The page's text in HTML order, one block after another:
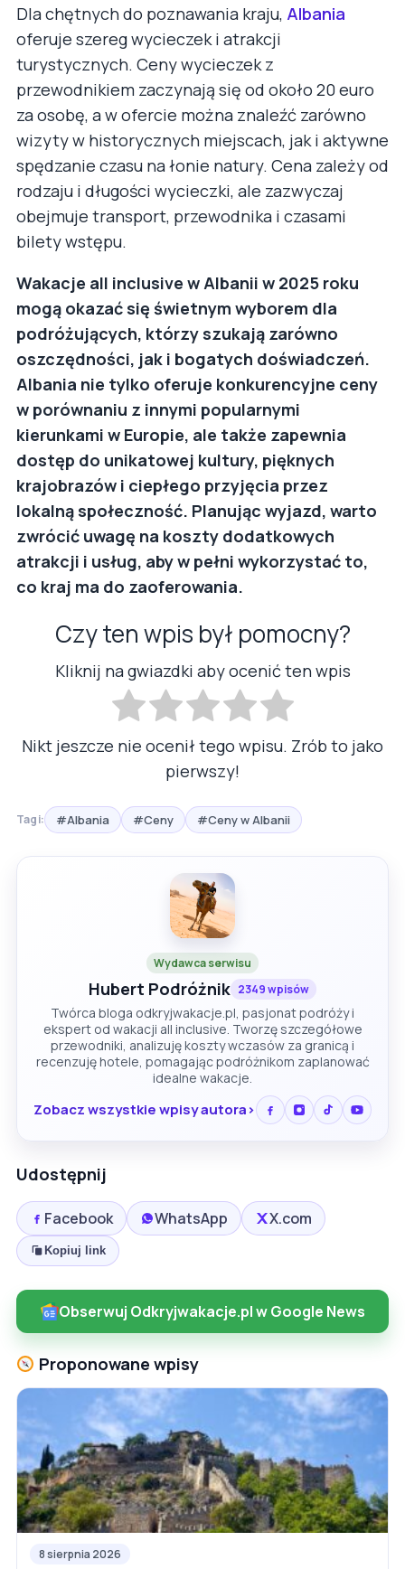
Dla chętnych do poznawania kraju, Albania
oferuje szereg wycieczek i atrakcji
turystycznych. Ceny wycieczek z
przewodnikiem zaczynają się od około 20 euro
za osobę, a w ofercie można znaleźć zarówno
wizyty w historycznych miejscach, jak i aktywne
spędzanie czasu na łonie natury. Cena zależy od
rodzaju i długości wycieczki, ale zazwyczaj
obejmuje transport, przewodnika i czasami
bilety wstępu.
Wakacje all inclusive w Albanii w 2025 roku
mogą okazać się świetnym wyborem dla
podróżujących, którzy szukają zarówno
oszczędności, jak i bogatych doświadczeń.
Albania nie tylko oferuje konkurencyjne ceny
w porównaniu z innymi popularnymi
kierunkami w Europie, ale także zapewnia
dostęp do unikatowej kultury, pięknych
krajobrazów i ciepłego przyjęcia przez
lokalną społeczność. Planując wyjazd, warto
zwrócić uwagę na koszty dodatkowych
atrakcji i usług, aby w pełni wykorzystać to,
co kraj ma do zaoferowania.
Czy ten wpis był pomocny?
Kliknij na gwiazdki aby ocenić ten wpis
Nikt jeszcze nie ocenił tego wpisu. Zrób to jako
pierwszy!
Tagi: #Albania #Ceny #Ceny w Albanii
Wydawca serwisu
Hubert Podróżnik 2349 wpisów
Twórca bloga odkryjwakacje.pl, pasjonat podróży i
ekspert od wakacji all inclusive. Tworzę szczegółowe
przewodniki, analizuję koszty wczasów za granicą i
recenzuję hotele, pomagając podróżnikom zaplanować
idealne wakacje.
Zobacz wszystkie wpisy autora
Udostępnij
Facebook WhatsApp X.com
Kopiuj link
Obserwuj Odkryjwakacje.pl w Google News
Proponowane wpisy
8 sierpnia 2026